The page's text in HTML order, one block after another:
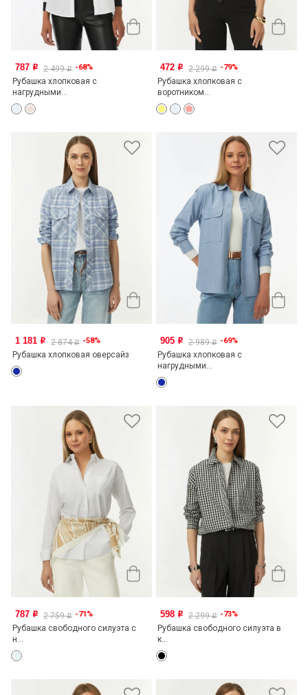
787 o 2 499o -68%
Рубашка хлопковая с
нагрудными...
472 o 2 299o -79%
Рубашка хлопковая с
воротником...
1 181 o 2 874o -58%
Рубашка хлопковая оверсайз
905 o 2 989o -69%
Рубашка хлопковая с
нагрудными...
787 o 2 759o -71%
Рубашка свободного силуэта с
н...
598 o 2 299o -73%
Рубашка свободного силуэта в
к...